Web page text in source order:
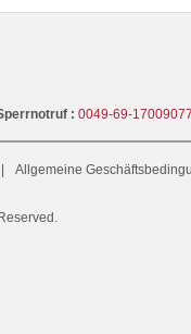
: 0049-69-
Allgemeine